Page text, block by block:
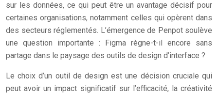
sur les données, ce qui peut être un avantage décisif pour
certaines organisations, notamment celles qui opèrent dans
des secteurs réglementés. L’émergence de Penpot soulève
une question importante : Figma règne-t-il encore sans
partage dans le paysage des outils de design d’interface ?
Le choix d’un outil de design est une décision cruciale qui
peut avoir un impact significatif sur l’efficacité, la créativité